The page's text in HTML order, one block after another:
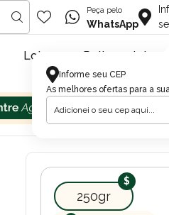
Peça pelo
WhatsApp
Informe seu CEP
As melhores ofertas para a
Lojas Retire na loja
250gr